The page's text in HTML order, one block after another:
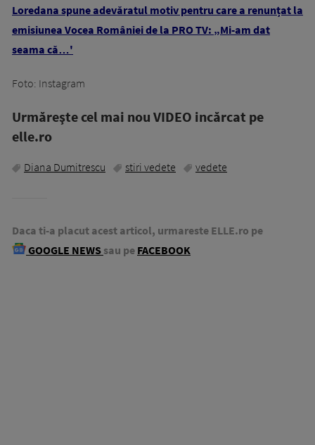
Loredana spune adevăratul motiv pentru care a renunțat la
emisiunea Vocea României de la PRO TV: „Mi-am dat
seama că…'
Foto: Instagram
Urmăreşte cel mai nou VIDEO incărcat pe
elle.ro
Diana Dumitrescu stiri vedete vedete
Daca ti-a placut acest articol, urmareste ELLE.ro pe
GOOGLE NEWS sau pe FACEBOOK